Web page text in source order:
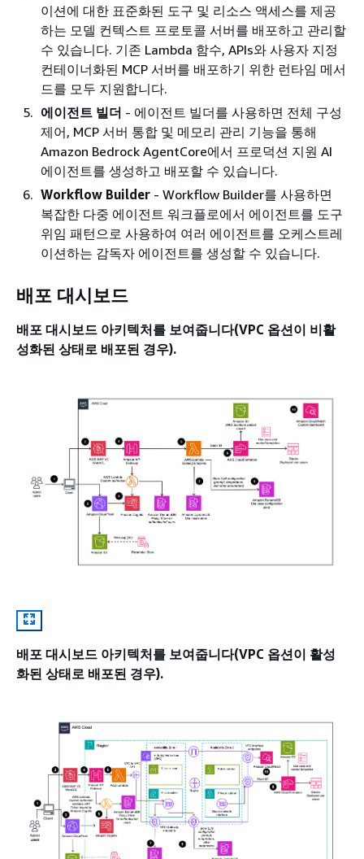
이션에 대한 표준화된 도구 및 리소스 액세스를 제공
하는 모델 컨텍스트 프로토콜 서버를 배포하고 관리할
수 있습니다. 기존 Lambda 함수, APIs와 사용자 지정
컨테이너화된 MCP 서버를 배포하기 위한 런타임 메서
드를 모두 지원합니다.
에이전트 빌더 - 에이전트 빌더를 사용하면 전체 구성
제어, MCP 서버 통합 및 메모리 관리 기능을 통해
Amazon Bedrock AgentCore에서 프로덕션 지원 AI
에이전트를 생성하고 배포할 수 있습니다.
Workflow Builder - Workflow Builder를 사용하면
복잡한 다중 에이전트 워크플로에서 에이전트를 도구
위임 패턴으로 사용하여 여러 에이전트를 오케스트레
이션하는 감독자 에이전트를 생성할 수 있습니다.
배포 대시보드
배포 대시보드 아키텍처를 보여줍니다(VPC 옵션이 비활
성화된 상태로 배포된 경우).
배포 대시보드 아키텍처를 보여줍니다(VPC 옵션이 활성
화된 상태로 배포된 경우).